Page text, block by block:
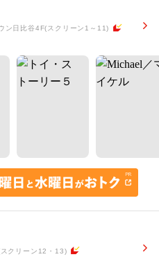
ン日比谷4F(スクリーン1～11)
クリーン12・13)